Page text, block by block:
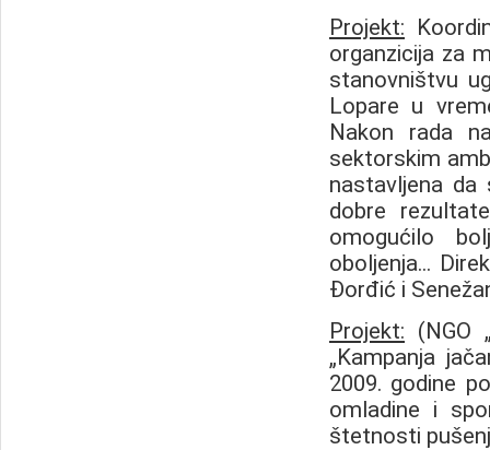
Projekt:
organzicija za
stanovništvu
Lopare u
Nakon rada
sektorskim
nastavljena da
dobre
omogućilo
oboljenja...
Đorđić i
Projekt: (NGO
„Kampanja
2009. godine
omladine i
štetnosti